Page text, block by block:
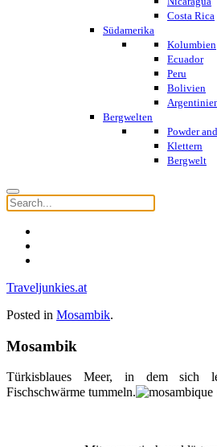
Costa Rica
Südamerika
Kolumbien
Ecuador
Peru
Bolivien
Bergwelten
Powder
Klettern
Bergwelt
Traveljunkies.at
Posted in Mosambik.
Mosambik
Türkisblaues Meer, in dem sich
Fischschwärme tummeln.